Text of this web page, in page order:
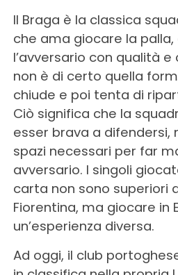
Il Braga è la classica
che ama giocare la
l’avversario con qualità e
non è di certo quella
chiude e poi tenta di
Ciò significa che la
esser brava a difendersi,
spazi necessari per far
avversario. I singoli
carta non sono superiori
Fiorentina, ma giocare in
un’esperienza diversa.
Ad oggi, il club